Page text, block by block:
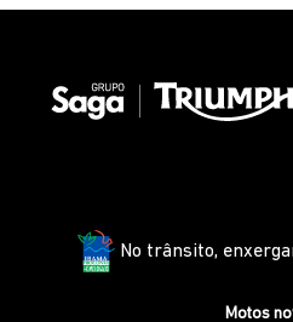
No trânsito,
Motos